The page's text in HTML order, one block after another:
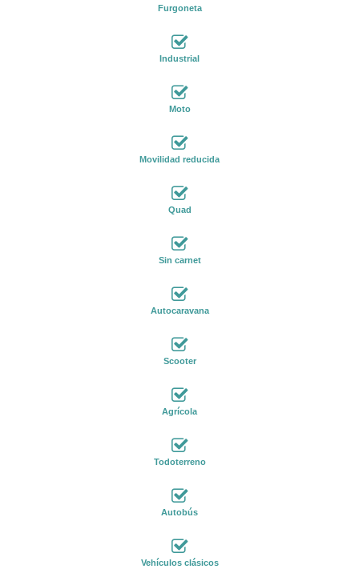
Furgoneta
Industrial
Moto
Movilidad reducida
Quad
Sin carnet
Autocaravana
Scooter
Agrícola
Todoterreno
Autobús
Vehículos clásicos